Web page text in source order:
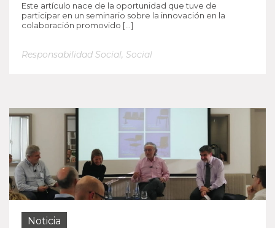
Este artículo nace de la oportunidad que tuve de
participar en un seminario sobre la innovación en la
colaboración promovido […]
Responsabilidad Social, Social
Noticia